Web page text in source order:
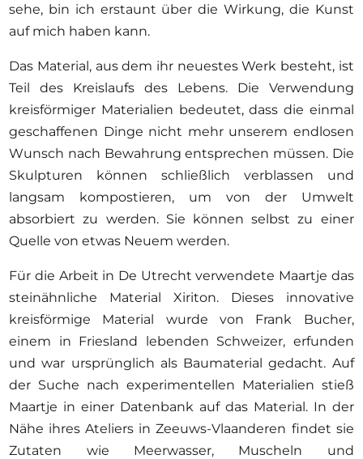
sehe, bin ich erstaunt über die Wirkung, die Kunst
auf mich haben kann.
Das Material, aus dem ihr neuestes Werk besteht, ist
Teil des Kreislaufs des Lebens. Die Verwendung
kreisförmiger Materialien bedeutet, dass die einmal
geschaffenen Dinge nicht mehr unserem endlosen
Wunsch nach Bewahrung entsprechen müssen. Die
Skulpturen können schließlich verblassen und
langsam kompostieren, um von der Umwelt
absorbiert zu werden. Sie können selbst zu einer
Quelle von etwas Neuem werden.
Für die Arbeit in De Utrecht verwendete Maartje das
steinähnliche Material Xiriton. Dieses innovative
kreisförmige Material wurde von Frank Bucher,
einem in Friesland lebenden Schweizer, erfunden
und war ursprünglich als Baumaterial gedacht. Auf
der Suche nach experimentellen Materialien stieß
Maartje in einer Datenbank auf das Material. In der
Nähe ihres Ateliers in Zeeuws-Vlaanderen findet sie
Zutaten wie Meerwasser, Muscheln und